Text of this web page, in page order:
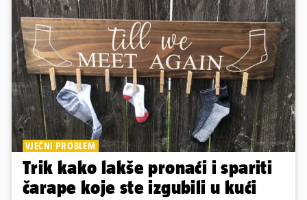
VJEČNI PROBLEM
Trik kako lakše pronaći i spariti
čarape koje ste izgubili u kući